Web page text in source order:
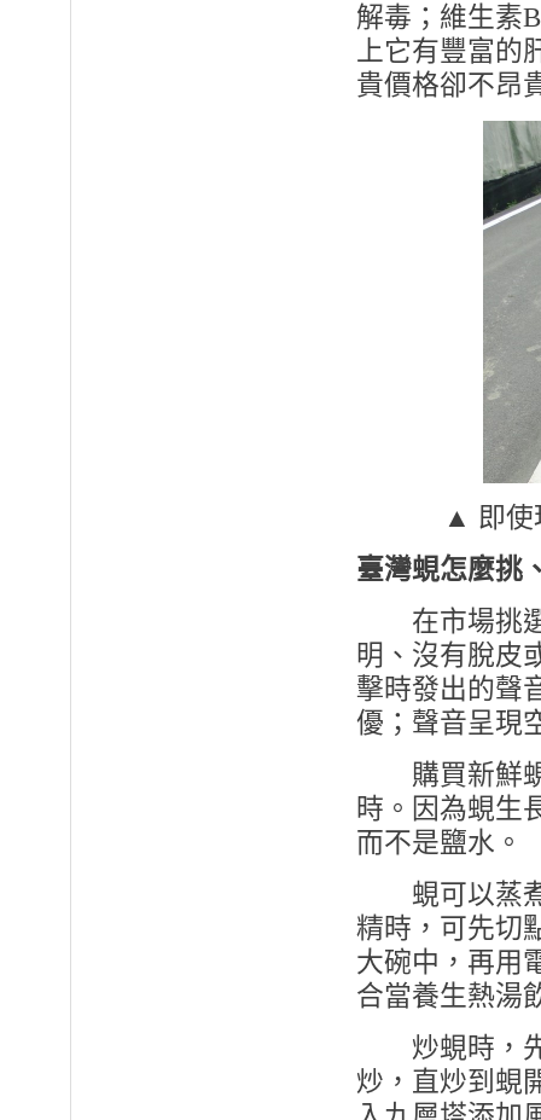
解毒；維生素
上它有豐富的
貴價格卻不昂
▲ 即使
臺灣蜆怎麼挑
在市場挑選
明、沒有脫皮
擊時發出的聲
優；聲音呈現
購買新鮮蜆
時。因為蜆生
而不是鹽水。
蜆可以蒸煮
精時，可先切
大碗中，再用
合當養生熱湯
炒蜆時，先
炒，直炒到蜆